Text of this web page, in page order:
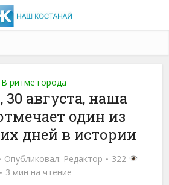
В ритме города
30 августа, наша
один из
дней в истории
Опубликовал: Редактор
322
3 мин на чтение